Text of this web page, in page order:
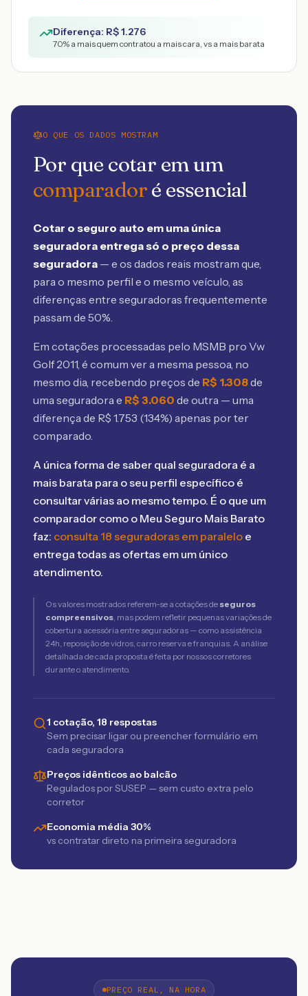
Diferença: R$1.276
70% a mais quem contratou a mais cara, vs a mais barata
O QUE OS DADOS MOSTRAM
Por que cotar em um
comparadoré essencial
Cotar o seguro auto em uma única
seguradora entrega só o preço dessa
seguradora — e os dados reais mostram que,
para o mesmo perfil e o mesmo veículo, as
diferenças entre seguradoras frequentemente
passam de 50%.
Em cotações processadas pelo MSMB pro Vw
Golf 2011, é comum ver a mesma pessoa, no
mesmo dia, recebendo preços de R$ 1.308de
uma seguradora e R$ 3.060 de outra — uma
diferença de R$ 1.753 (134%) apenas por ter
comparado.
A única forma de saber qual seguradora é a
mais barata para o seu perfil específico é
consultar várias ao mesmo tempo. É o que um
comparador como o Meu Seguro Mais Barato
faz: consulta 18 seguradoras em paralelo e
entrega todas as ofertas em um único
atendimento.
Os valores mostrados referem-se a cotações de seguros
compreensivos, mas podem refletir pequenas variações de
cobertura acessória entre seguradoras — como assistência
24h, reposição de vidros, carro reserva e franquias. A análise
detalhada de cada proposta é feita por nossos corretores
durante o atendimento.
1 cotação, 18 respostas
Sem precisar ligar ou preencher formulário em
cada seguradora
Preços idênticos ao balcão
Regulados por SUSEP — sem custo extra pelo
corretor
Economia média 30%
vs contratar direto na primeira seguradora
PREÇO REAL, NA HORA